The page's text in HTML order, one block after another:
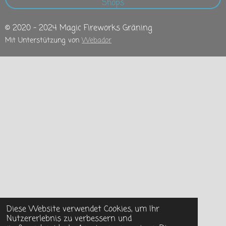
Diese Website verwendet Cookies, um Ihr
Nutzererlebnis zu verbessern und
Shops
© 2020 - 2024 Magic Fireworks Gräning
Mit Unterstützung vonWebador